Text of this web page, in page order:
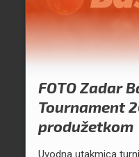
FOTO Zadar
Tournament
produžetkom
Uvodna utakmica